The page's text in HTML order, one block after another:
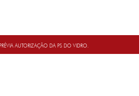
AUTORIZAÇÃO DA PS DO VIDRO.